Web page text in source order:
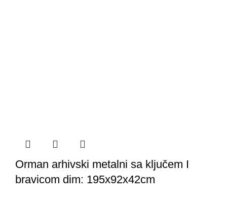
Orman arhivski metalni sa ključem I
bravicom dim: 195x92x42cm